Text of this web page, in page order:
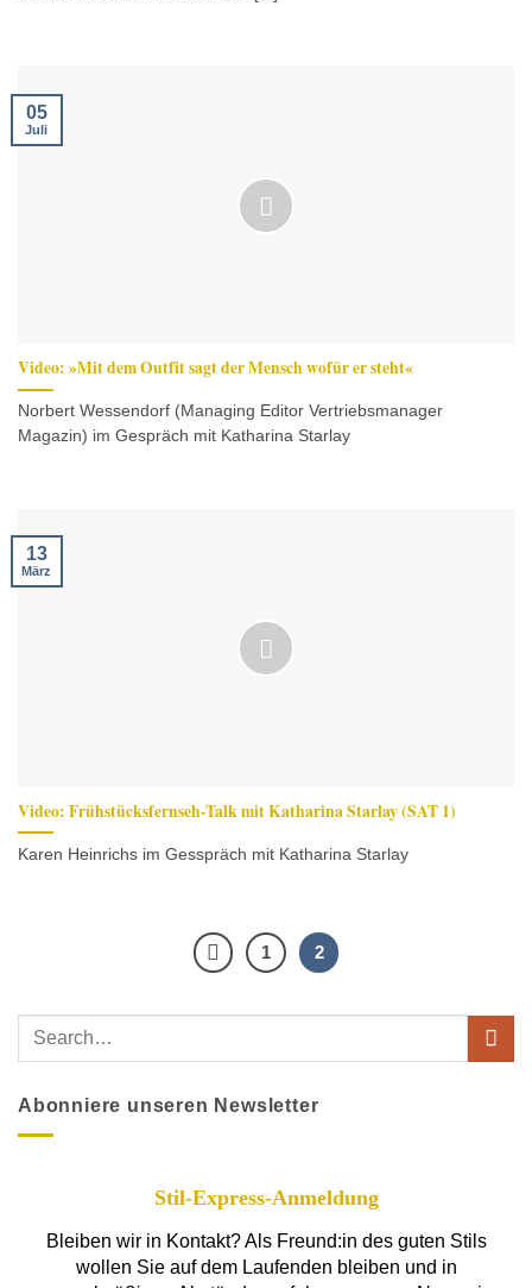
Video: »Mit dem Outfit sagt der Mensch wofür er steht«
Norbert Wessendorf (Managing Editor Vertriebsmanager
Magazin) im Gespräch mit Katharina Starlay
05
Juli
Video: Frühstücksfernseh-Talk mit Katharina Starlay (SAT 1)
Karen Heinrichs im Gesspräch mit Katharina Starlay
13
März
1 2
Abonniere unseren Newsletter
Stil-Express-Anmeldung
Bleiben wir in Kontakt? Als Freund:in des guten Stils
wollen Sie auf dem Laufenden bleiben und in